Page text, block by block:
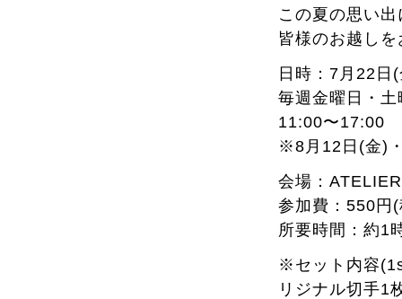
この夏の思い
皆様のお越し
日時：7月22日
毎週金曜日・土
11:00〜17:00
※8月12日(金)
会場：
参加費：550円
所要時間：約1
※セット内容
リジナル切手1